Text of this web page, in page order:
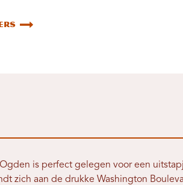
is perfect gelegen voor een
zich aan de drukke Washington